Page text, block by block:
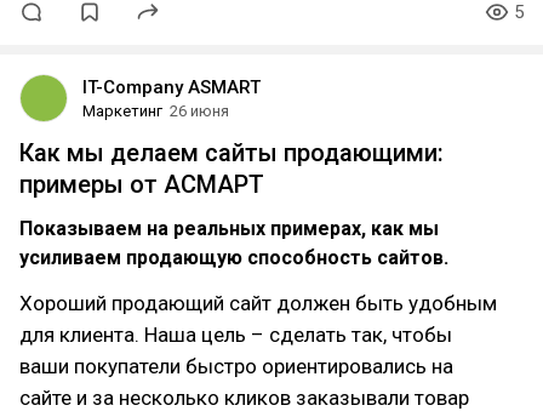
5
IT-Company ASMART
Маркетинг 26 июня
Как мы делаем сайты продающими:
примеры от АСМАРТ
Показываем на реальных примерах, как мы
усиливаем продающую способность сайтов.
Хороший продающий сайт должен быть удобным
для клиента. Наша цель – сделать так, чтобы
ваши покупатели быстро ориентировались на
сайте и за несколько кликов заказывали товар